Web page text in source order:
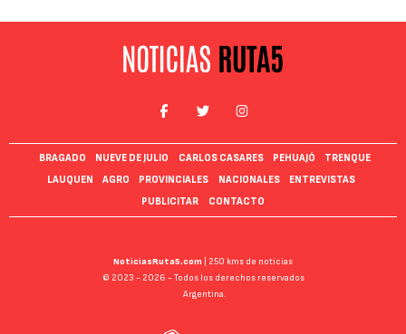
BRAGADO NUEVE DE JULIO CARLOS CASARES PEHUAJÓ
TRENQUE
LAUQUEN
AGRO PROVINCIALES NACIONALES
ENTREVISTAS
PUBLICITAR
CONTACTO
NoticiasRuta5.com
| 250 kms de noticias
© 2023 - 2026 - Todos los derechos reservados
Argentina.